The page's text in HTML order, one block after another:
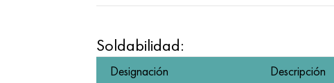
Soldabilidad:
Designación
Descripción